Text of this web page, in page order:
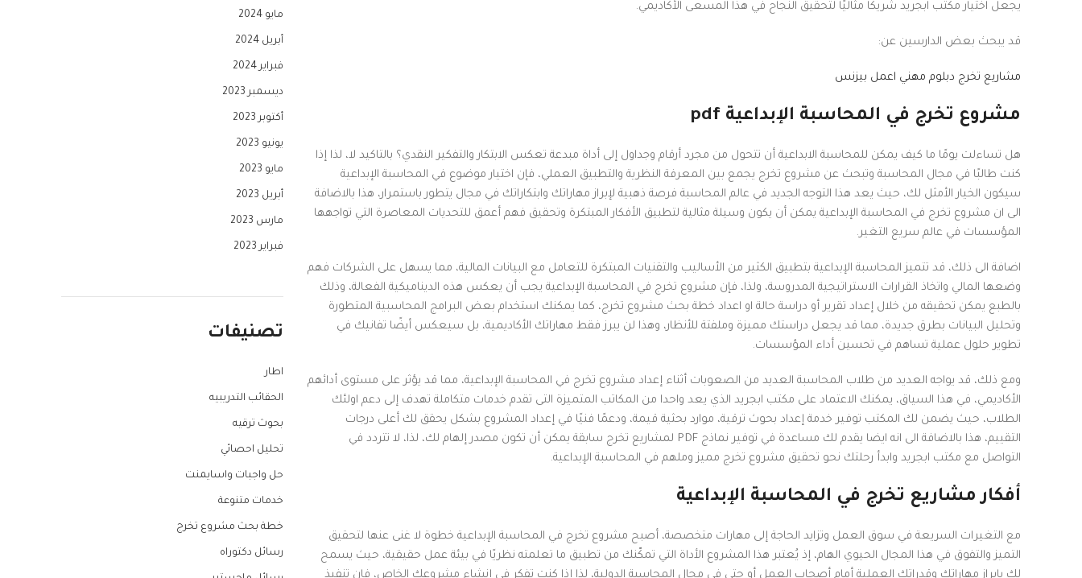
يجعل اختيار مكتب ابجريد شريكًا مثاليًا لتحقيق النجاح في هذا المسعى الأكاديمي.
قد يبحث بعض الدارسين عن:
مشاريع تخرج دبلوم مهني اعمل بيزنس
مشروع تخرج في المحاسبة الإبداعية pdf
هل تساءلت يومًا ما كيف يمكن للمحاسبة الابداعية أن تتحول من مجرد أرقام وجداول إلى أداة مبدعة تعكس الابتكار والتفكير النقدي؟ بالتاكيد لا، لذا إذا
كنت طالبًا في مجال المحاسبة وتبحث عن مشروع تخرج يجمع بين المعرفة النظرية والتطبيق العملي، فإن اختيار موضوع في المحاسبة الإبداعية
سيكون الخيار الأمثل لك، حيث يعد هذا التوجه الجديد في عالم المحاسبة فرصة ذهبية لإبراز مهاراتك وابتكاراتك في مجال يتطور باستمرار، هذا بالاضافة
الى ان مشروع تخرج في المحاسبة الإبداعية يمكن أن يكون وسيلة مثالية لتطبيق الأفكار المبتكرة وتحقيق فهم أعمق للتحديات المعاصرة التي تواجهها
المؤسسات في عالم سريع التغير.
اضافة الى ذلك، قد تتميز المحاسبة الإبداعية بتطبيق الكثير من الأساليب والتقنيات المبتكرة للتعامل مع البيانات المالية، مما يسهل على الشركات فهم
وضعها المالي واتخاذ القرارات الاستراتيجية المدروسة، ولذا، فإن مشروع تخرج في المحاسبة الإبداعية يجب أن يعكس هذه الديناميكية الفعالة، وذلك
بالطبع يمكن تحقيقه من خلال إعداد تقرير أو دراسة حالة او اعداد خطة بحث مشروع تخرج، كما يمكنك استخدام بعض البرامج المحاسبية المتطورة
وتحليل البيانات بطرق جديدة، مما قد يجعل دراستك مميزة وملفتة للأنظار، وهذا لن يبرز فقط مهاراتك الأكاديمية، بل سيعكس أيضًا تفانيك في
تطوير حلول عملية تساهم في تحسين أداء المؤسسات.
ومع ذلك، قد يواجه العديد من طلاب المحاسبة العديد من الصعوبات أثناء إعداد مشروع تخرج في المحاسبة الإبداعية، مما قد يؤثر على مستوى أدائهم
الأكاديمي، في هذا السياق، يمكنك الاعتماد على مكتب ابجريد الذي يعد واحدا من المكاتب المتميزة التى تقدم خدمات متكاملة تهدف إلى دعم اولئك
الطلاب، حيث يضمن لك المكتب توفير خدمة إعداد بحوث ترقية، موارد بحثية قيمة، ودعمًا فنيًا في إعداد المشروع بشكل يحقق لك أعلى درجات
التقييم، هذا بالاضافة الى انه ايضا يقدم لك مساعدة في توفير نماذج PDF لمشاريع تخرج سابقة يمكن أن تكون مصدر إلهام لك، لذا، لا تتردد في
التواصل مع مكتب ابجريد وابدأ رحلتك نحو تحقيق مشروع تخرج مميز وملهم في المحاسبة الإبداعية.
أفكار مشاريع تخرج في المحاسبة الإبداعية
مع التغيرات السريعة في سوق العمل وتزايد الحاجة إلى مهارات متخصصة، أصبح مشروع تخرج في المحاسبة الإبداعية خطوة لا غنى عنها لتحقيق
التميز والتفوق في هذا المجال الحيوي الهام، إذ يُعتبر هذا المشروع الأداة التي تمكّنك من تطبيق ما تعلمته نظريًا في بيئة عمل حقيقية، حيث يسمح
لك بإبراز مهاراتك وقدراتك العملية أمام أصحاب العمل أو حتى في مجال المحاسبة الدولية، لذا إذا كنت تفكر في إنشاء مشروعك الخاص، فإن تنفيذ
مايو 2024
أبريل 2024
فبراير 2024
ديسمبر 2023
أكتوبر 2023
يونيو 2023
مايو 2023
أبريل 2023
مارس 2023
فبراير 2023
تصنيفات
اطار
الحقائب التدريبيه
بحوث ترقيه
تحليل احصائي
حل واجبات واسايمنت
خدمات متنوعة
خطة بحث مشروع تخرج
رسائل دكتوراه